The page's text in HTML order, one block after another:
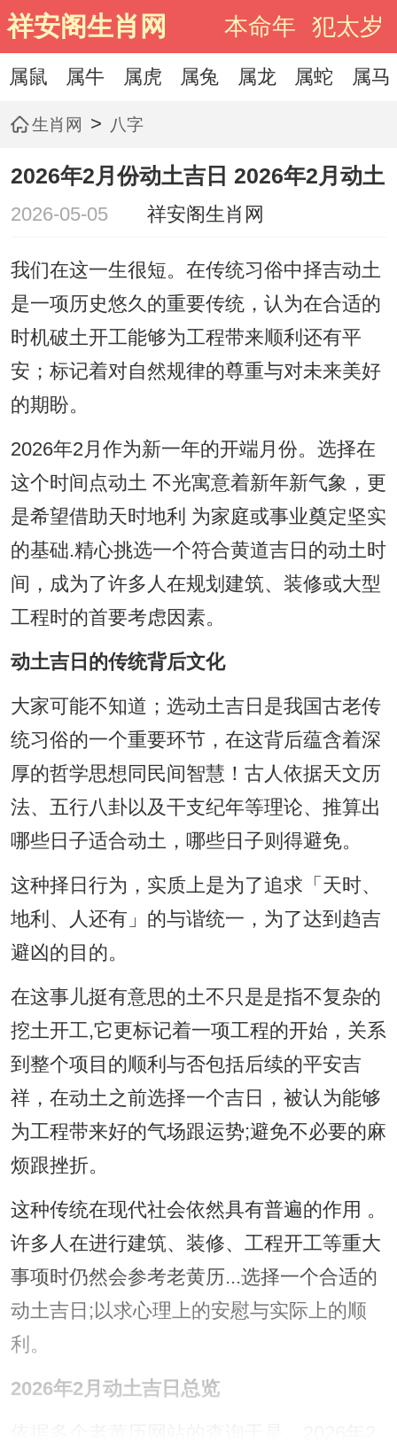
祥安阁生肖网 本命年 犯太岁
属鼠 属牛 属虎 属兔 属龙 属蛇 属马
生肖网 > 八字
2026年2月份动土吉日 2026年2月动土
2026-05-05 祥安阁生肖网
我们在这一生很短。在传统习俗中择吉动土
是一项历史悠久的重要传统，认为在合适的
时机破土开工能够为工程带来顺利还有平
安；标记着对自然规律的尊重与对未来美好
的期盼。
2026年2月作为新一年的开端月份。选择在
这个时间点动土 不光寓意着新年新气象，更
是希望借助天时地利 为家庭或事业奠定坚实
的基础.精心挑选一个符合黄道吉日的动土时
间，成为了许多人在规划建筑、装修或大型
工程时的首要考虑因素。
动土吉日的传统背后文化
大家可能不知道；选动土吉日是我国古老传
统习俗的一个重要环节，在这背后蕴含着深
厚的哲学思想同民间智慧！古人依据天文历
法、五行八卦以及干支纪年等理论、推算出
哪些日子适合动土，哪些日子则得避免。
这种择日行为，实质上是为了追求「天时、
地利、人还有」的与谐统一，为了达到趋吉
避凶的目的。
在这事儿挺有意思的土不只是是指不复杂的
挖土开工,它更标记着一项工程的开始，关系
到整个项目的顺利与否包括后续的平安吉
祥，在动土之前选择一个吉日，被认为能够
为工程带来好的气场跟运势;避免不必要的麻
烦跟挫折。
这种传统在现代社会依然具有普遍的作用 。
许多人在进行建筑、装修、工程开工等重大
事项时仍然会参考老黄历...选择一个合适的
动土吉日;以求心理上的安慰与实际上的顺
利。
2026年2月动土吉日总览